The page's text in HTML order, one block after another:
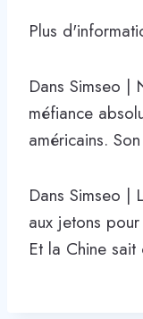
Plus
Dans Simseo
méfiance
américains.
Dans Simseo |
aux jetons
Et la Chine